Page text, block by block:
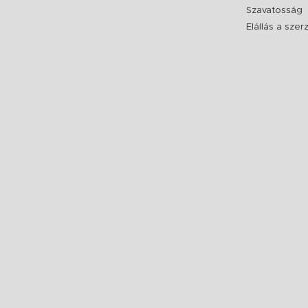
Szavatosság
Elállás a